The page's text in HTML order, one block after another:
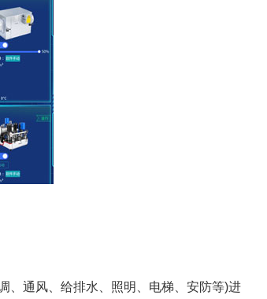
通风、给排水、照明、电梯、安防等)进